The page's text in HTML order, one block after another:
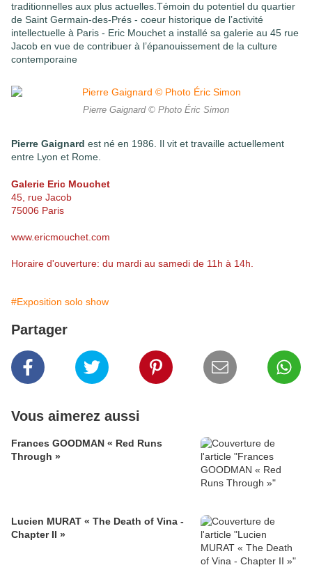
traditionnelles aux plus actuelles.Témoin du potentiel du quartier
de Saint Germain-des-Prés - coeur historique de l’activité
intellectuelle à Paris - Eric Mouchet a installé sa galerie au 45 rue
Jacob en vue de contribuer à l’épanouissement de la culture
contemporaine
Pierre Gaignard © Photo Éric Simon
Pierre Gaignard est né en 1986. Il vit et travaille actuellement
entre Lyon et Rome.
Galerie Eric Mouchet
45, rue Jacob
75006 Paris
www.ericmouchet.com
Horaire d'ouverture: du mardi au samedi de 11h à 14h.
#Exposition solo show
Partager
Vous aimerez aussi
Frances GOODMAN « Red Runs
Through »
Lucien MURAT « The Death of Vina -
Chapter II »